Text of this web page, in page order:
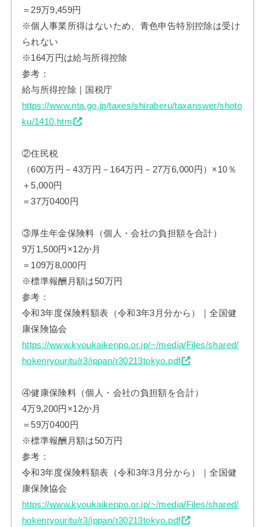
＝29万9,459円
※個人事業所得はないため、青色申告特別控除は受け
られない
※164万円は給与所得控除
参考：
給与所得控除｜国税庁
https://www.nta.go.jp/taxes/shiraberu/taxanswer/shoto
ku/1410.htm
②住民税
（600万円－43万円－164万円－27万6,000円）×10％
＋5,000円
＝37万0400円
③厚生年金保険料（個人・会社の負担額を合計）
9万1,500円×12か月
＝109万8,000円
※標準報酬月額は50万円
参考：
令和3年度保険料額表（令和3年3月分から）｜全国健
康保険協会
https://www.kyoukaikenpo.or.jp/~/media/Files/shared/
hokenryouritu/r3/ippan/r30213tokyo.pdf
④健康保険料（個人・会社の負担額を合計）
4万9,200円×12か月
＝59万0400円
※標準報酬月額は50万円
参考：
令和3年度保険料額表（令和3年3月分から）｜全国健
康保険協会
https://www.kyoukaikenpo.or.jp/~/media/Files/shared/
hokenryouritu/r3/ippan/r30213tokyo.pdf